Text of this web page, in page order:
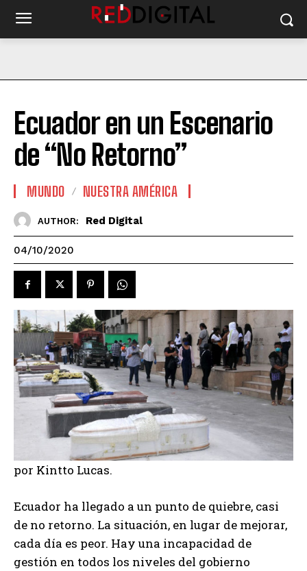
Ecuador en un Escenario
de “No Retorno”
MUNDO NUESTRA AMÉRICA
AUTHOR: Red Digital
04/10/2020
por Kintto Lucas.
Ecuador ha llegado a un punto de quiebre, casi
de no retorno. La situación, en lugar de mejorar,
cada día es peor. Hay una incapacidad de
gestión en todos los niveles del gobierno